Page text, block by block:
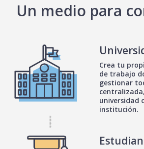
Un medio para
Crea tu
de trabajo
gestionar
universidad
institución.